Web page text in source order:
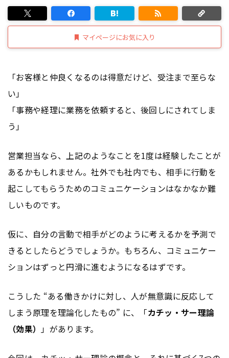
マイページにお気に入り
「お客様と仲良くなるのは得意だけど、受注まで至らな
い」
「事務や経理に業務を依頼すると、後回しにされてしま
う」
営業担当なら、上記のようなことを1度は経験したことが
あるかもしれません。社外でも社内でも、相手に行動を
起こしてもらうためのコミュニケーションはなかなか難
しいものです。
仮に、自分の言動で相手がどのように考えるかを予測で
きるとしたらどうでしょうか。もちろん、コミュニケー
ションはずっと円滑に進むようになるはずです。
こうした “ある働きかけに対し、人が無意識に反応して
しまう原理を理論化したもの” に、「カチッ・サー理論
（効果） 」があります。